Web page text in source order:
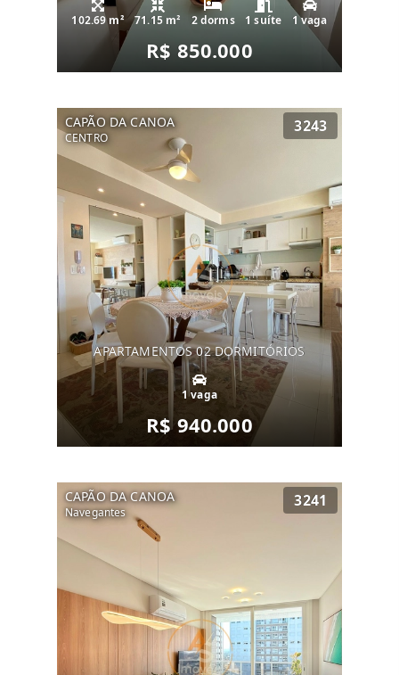
102.69 m² 71.15 m² 2 dorms 1 suíte 1 vaga
R$ 850.000
CAPÃO DA CANOA
CENTRO
3243
APARTAMENTOS 02 DORMITÓRIOS
1 vaga
R$ 940.000
CAPÃO DA CANOA
Navegantes
3241